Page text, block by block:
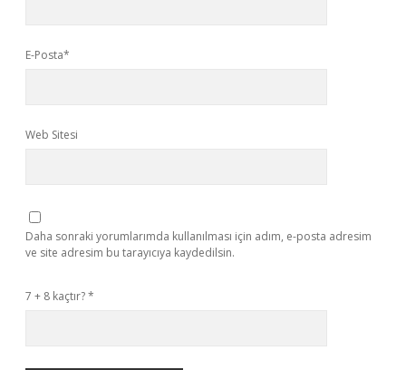
E-Posta*
Web Sitesi
Daha sonraki yorumlarımda kullanılması için adım, e-posta adresim
ve site adresim bu tarayıcıya kaydedilsin.
7 + 8 kaçtır?*